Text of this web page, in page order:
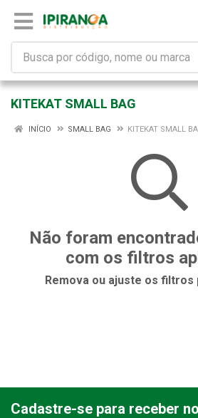
KITEKAT SMALL BAG
INÍCIO SMALL BAG KITEKAT SMALL
Não foram
com os filtros
Remova ou ajuste os filtros
Cadastre-se para receber